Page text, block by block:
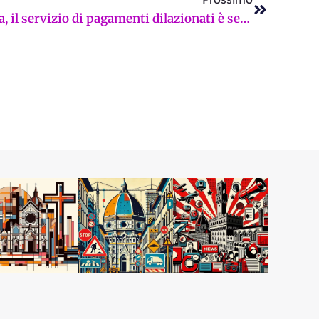
Autofficina Montegrappa, il servizio di pagamenti dilazionati è sempre più richiesto: “Cerchiamo di dare il nostro contributo sociale a tutta la cittadinanza”